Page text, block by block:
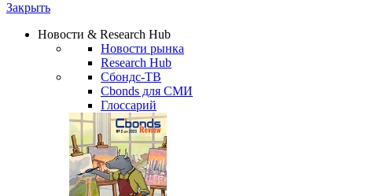
Закрыть
Новости & Research Hub
Новости рынка
Research Hub
Сбондс-ТВ
Cbonds для СМИ
Глоссарий